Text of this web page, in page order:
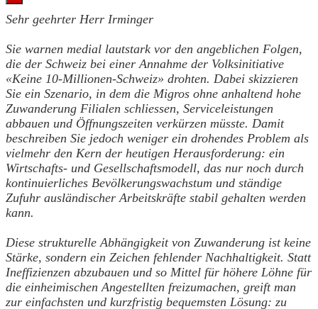
Sehr geehrter Herr Irminger
Sie warnen medial lautstark vor den angeblichen Folgen,
die der Schweiz bei einer Annahme der Volksinitiative
«Keine 10-Millionen-Schweiz» drohten. Dabei skizzieren
Sie ein Szenario, in dem die Migros ohne anhaltend hohe
Zuwanderung Filialen schliessen, Serviceleistungen
abbauen und Öffnungszeiten verkürzen müsste. Damit
beschreiben Sie jedoch weniger ein drohendes Problem als
vielmehr den Kern der heutigen Herausforderung: ein
Wirtschafts- und Gesellschaftsmodell, das nur noch durch
kontinuierliches Bevölkerungswachstum und ständige
Zufuhr ausländischer Arbeitskräfte stabil gehalten werden
kann.
Diese strukturelle Abhängigkeit von Zuwanderung ist keine
Stärke, sondern ein Zeichen fehlender Nachhaltigkeit. Statt
Ineffizienzen abzubauen und so Mittel für höhere Löhne für
die einheimischen Angestellten freizumachen, greift man
zur einfachsten und kurzfristig bequemsten Lösung: zu